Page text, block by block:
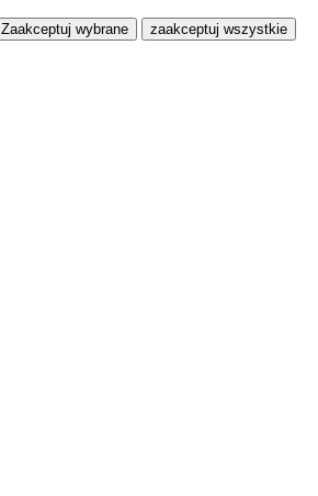
Zaakceptuj wybrane zaakceptuj wszystkie